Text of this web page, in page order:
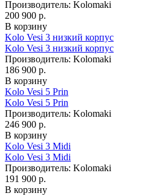
Производитель: Kolomaki
200 900 р.
В корзину
Kolo Vesi 3 низкий корпус
Kolo Vesi 3 низкий корпус
Производитель: Kolomaki
186 900 р.
В корзину
Kolo Vesi 5 Prin
Kolo Vesi 5 Prin
Производитель: Kolomaki
246 900 р.
В корзину
Kolo Vesi 3 Midi
Kolo Vesi 3 Midi
Производитель: Kolomaki
191 900 р.
В корзину